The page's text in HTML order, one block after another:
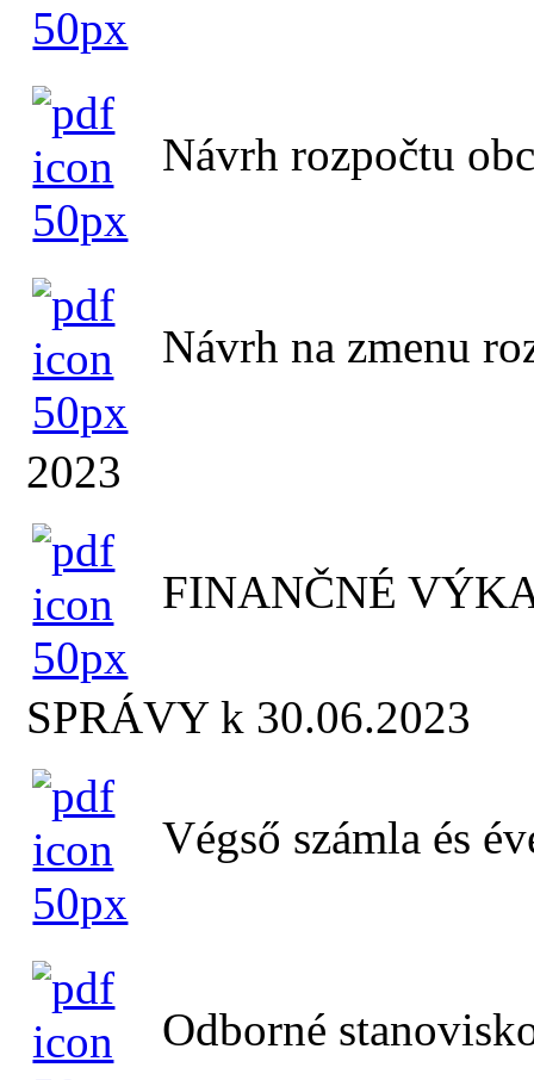
Návrh rozpočtu
Návrh na zmenu
2023
FINANČNÉ
SPRÁVY k 30.06.2023
Végső számla és
Odborné